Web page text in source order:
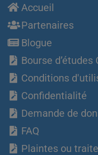
Accueil
Partenaires
Blogue
Bourse d’études
Conditions
Confidentialité
Demande de
FAQ
Plaintes ou